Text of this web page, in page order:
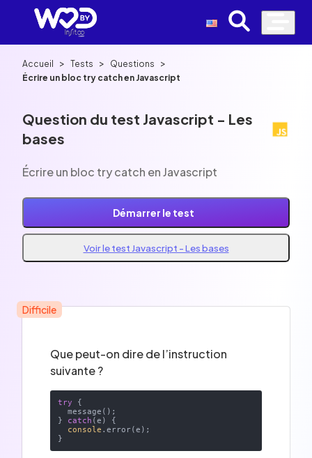
Accueil > Tests > Questions >
Écrire un bloc try catch en Javascript
Question du test Javascript - Les
bases
Écrire un bloc try catch en Javascript
Démarrer le test
Voir le test Javascript - Les bases
Difficile
Que peut-on dire de l’instruction
suivante ?
try {
  message();
} catch (e) {
console .error(e);